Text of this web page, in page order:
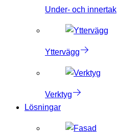
Under- och innertak
Yttervägg
Verktyg
Lösningar